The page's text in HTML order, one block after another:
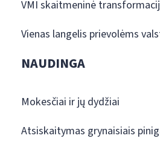
VMI skaitmeninė
Vienas langelis prievolėms
NAUDINGA
Mokesčiai ir jų dydžiai
Atsiskaitymas grynaisiais